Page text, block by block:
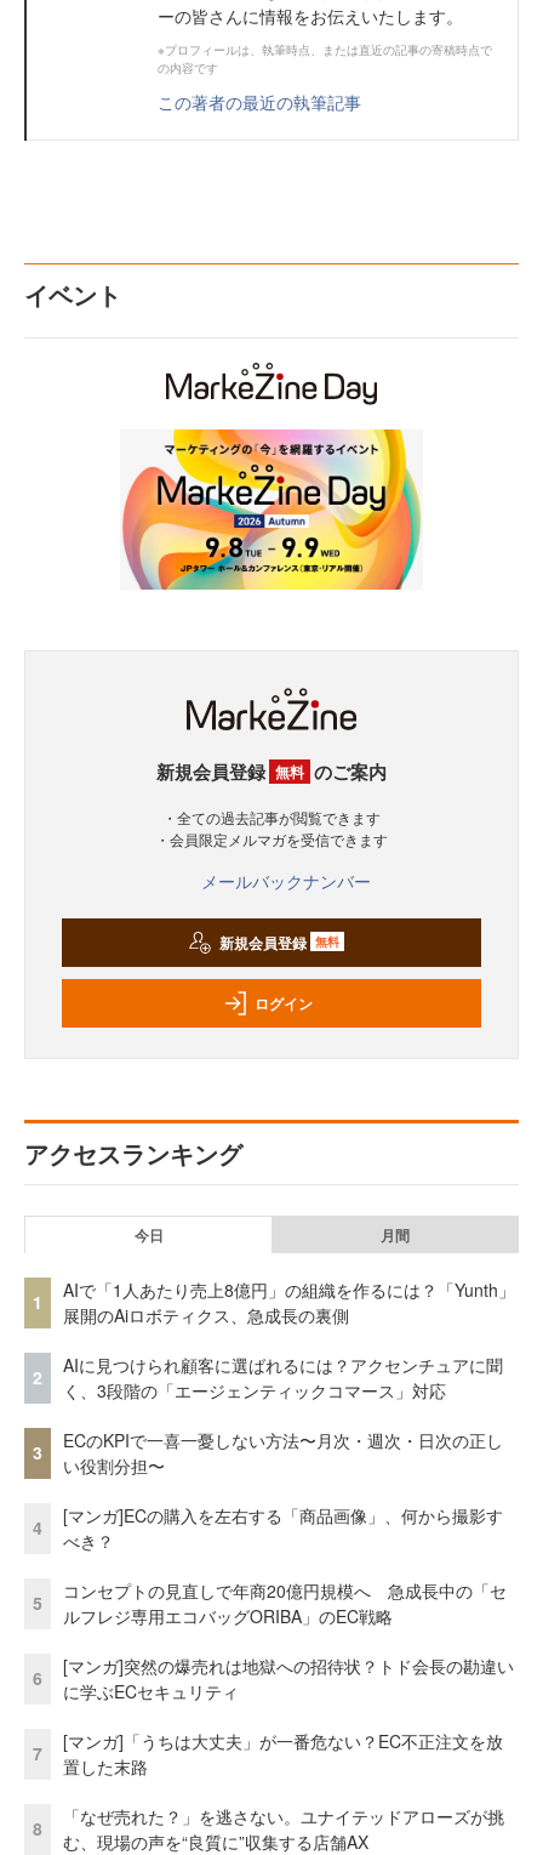
ーの皆さんに情報をお伝えいたします。
※プロフィールは、執筆時点、または直近の記事の寄稿時点で
の内容です
この著者の最近の執筆記事
イベント
新規会員登録 無料 のご案内
・全ての過去記事が閲覧できます
・会員限定メルマガを受信できます
メールバックナンバー
新規会員登録 無料
ログイン
アクセスランキング
今日 月間
1
AIで「1人あたり売上8億円」の組織を作るには？「Yunth」
展開のAiロボティクス、急成長の裏側
2
AIに見つけられ顧客に選ばれるには？アクセンチュアに聞
く、3段階の「エージェンティックコマース」対応
3
ECのKPIで一喜一憂しない方法〜月次・週次・日次の正し
い役割分担〜
4
[マンガ]ECの購入を左右する「商品画像」、何から撮影す
べき？
5
コンセプトの見直しで年商20億円規模へ 急成長中の「セ
ルフレジ専用エコバッグORIBA」のEC戦略
6
[マンガ]突然の爆売れは地獄への招待状？トド会長の勘違い
に学ぶECセキュリティ
7
[マンガ]「うちは大丈夫」が一番危ない？EC不正注文を放
置した末路
8
「なぜ売れた？」を逃さない。ユナイテッドアローズが挑
む、現場の声を“良質に”収集する店舗AX